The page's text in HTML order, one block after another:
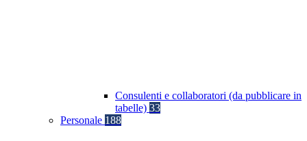
Consulenti e collaboratori (da pubblicare in
tabelle) 33
Personale 188